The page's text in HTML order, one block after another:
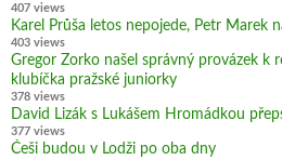
407 views
Karel Průša letos nepojede, Petr Marek
403 views
Gregor Zorko našel správný provázek k
klubíčka pražské juniorky
378 views
David Lizák s Lukášem Hromádkou
377 views
Češi budou v Lodži po oba dny